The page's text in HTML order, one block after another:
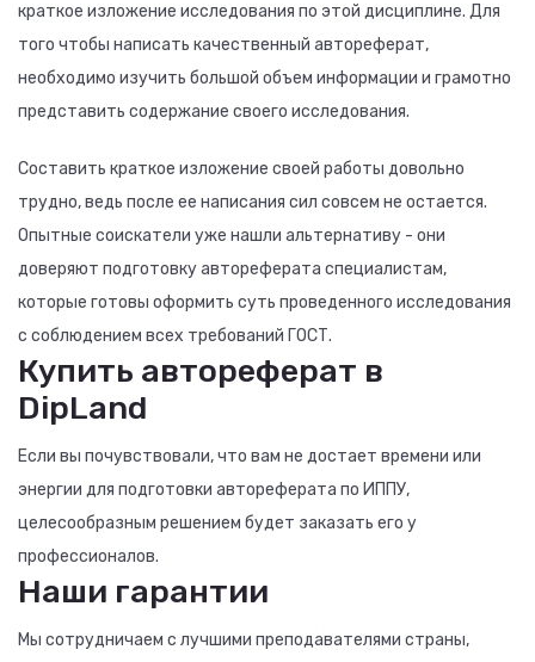
краткое изложение исследования по этой дисциплине. Для
того чтобы написать качественный автореферат,
необходимо изучить большой объем информации и грамотно
представить содержание своего исследования.
Составить краткое изложение своей работы довольно
трудно, ведь после ее написания сил совсем не остается.
Опытные соискатели уже нашли альтернативу - они
доверяют подготовку автореферата специалистам,
которые готовы оформить суть проведенного исследования
с соблюдением всех требований ГОСТ.
Купить автореферат в
DipLand
Если вы почувствовали, что вам не достает времени или
энергии для подготовки автореферата по ИППУ,
целесообразным решением будет заказать его у
профессионалов.
Наши гарантии
Мы сотрудничаем с лучшими преподавателями страны,